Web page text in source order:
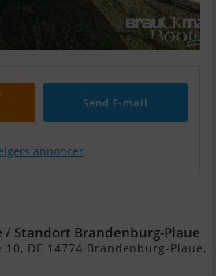
Send E-mail
annoncer
/ Standort Brandenburg-Plaue
DE 14774 Brandenburg-Plaue,